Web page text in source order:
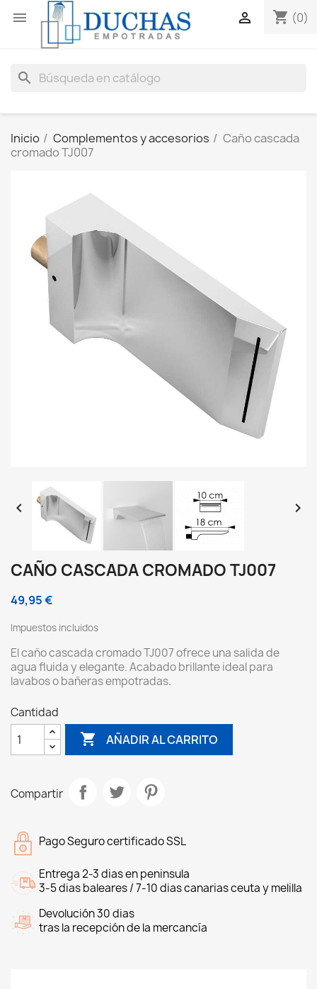
 shopping_cart (0)

search
Inicio Complementos y accesorios
Caño cascada
cromado TJ007
 
CAÑO CASCADA CROMADO TJ007
49,95 €
Impuestos incluidos
El caño cascada cromado TJ007 ofrece una salida de
agua fluida y elegante. Acabado brillante ideal para
lavabos o bañeras empotradas.
Cantidad
 AÑADIR AL CARRITO
Compartir
Pago Seguro certificado SSL
Entrega 2-3 dias en peninsula
3-5 dias baleares / 7-10 dias canarias ceuta y melilla
Devolución 30 dias
tras la recepción de la mercancía